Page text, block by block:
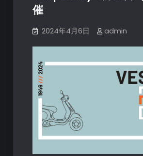
催
2024年4月6日 admin